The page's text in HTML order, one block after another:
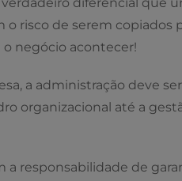
o risco de serem copiados
negócio acontecer!
a administração deve
organizacional até a
a responsabilidade de